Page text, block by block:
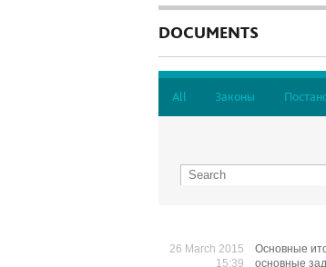
DOCUMENTS
All Законы
26 March 2015
15:39
Основные
основные